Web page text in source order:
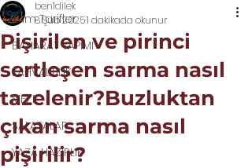
Tüm Tarifler
BAHARAT YAPIMI
KAHVALTILIK
MEZE
SALATALAR
YAZA HAZIRLIK
Pişirilen ve pirinci
sertleşen sarma nasıl
tazelenir?Buzluktan
çıkan sarma nasıl
pişirilir?
ben1dilek
8 Şub 20251 dakikada okunur